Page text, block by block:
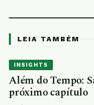
LEIA TAMBÉM
INSIGHTS
Além do Tempo:
próximo capítulo